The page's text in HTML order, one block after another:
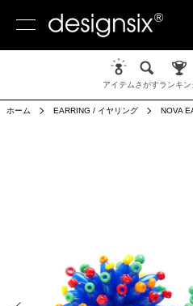
アイテムさがすランキン
ホーム EARRING / イヤリング NOVA